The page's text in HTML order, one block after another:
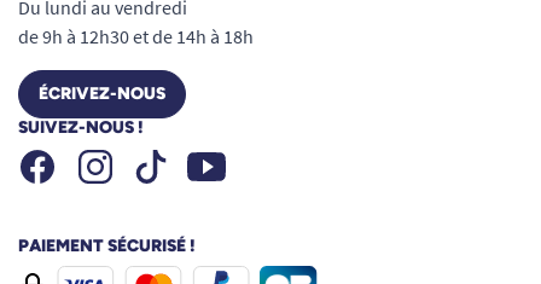
Du lundi au vendredi
de 9h à 12h30 et de 14h à 18h
ÉCRIVEZ-NOUS
SUIVEZ-NOUS !
FacebookInstagramTiktok Youtube
PAIEMENT SÉCURISÉ !